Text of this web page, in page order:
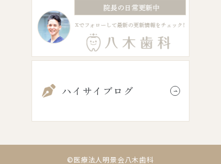
ハイサイブログ
©医療法人明景会八木歯科